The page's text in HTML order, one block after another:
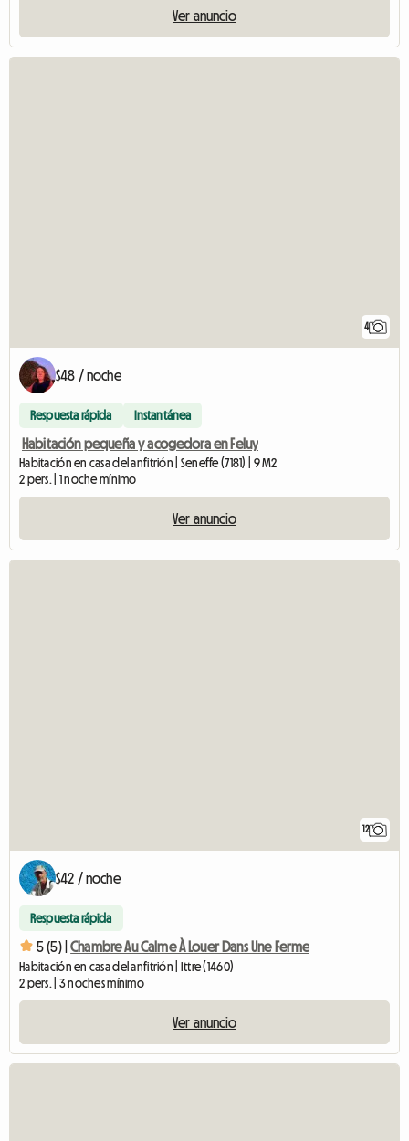
Ver anuncio
4
$48 / noche
Respuesta rápida Instantánea
Habitación pequeña y acogedora en Feluy
Habitación en casa del anfitrión | Seneffe (7181) | 9 M2
2 pers. | 1 noche mínimo
Ver anuncio
12
$42 / noche
Respuesta rápida
5 (5) | Chambre Au Calme À Louer Dans Une Ferme
Habitación en casa del anfitrión | Ittre (1460)
2 pers. | 3 noches mínimo
Ver anuncio